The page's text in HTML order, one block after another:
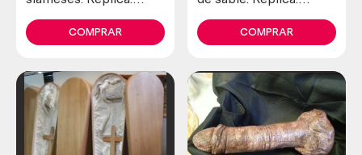
siamensis.
Impresionante.
COMPRAR COMPRAR